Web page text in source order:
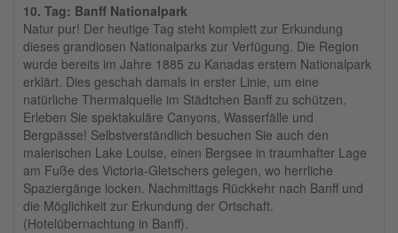
10. Tag: Banff Nationalpark
Natur pur! Der heutige Tag steht komplett zur Erkundung
dieses grandiosen Nationalparks zur Verfügung. Die Region
wurde bereits im Jahre 1885 zu Kanadas erstem Nationalpark
erklärt. Dies geschah damals in erster Linie, um eine
natürliche Thermalquelle im Städtchen Banff zu schützen.
Erleben Sie spektakuläre Canyons, Wasserfälle und
Bergpässe! Selbstverständlich besuchen Sie auch den
malerischen Lake Louise, einen Bergsee in traumhafter Lage
am Fuße des Victoria-Gletschers gelegen, wo herrliche
Spaziergänge locken. Nachmittags Rückkehr nach Banff und
die Möglichkeit zur Erkundung der Ortschaft.
(Hotelübernachtung in Banff).